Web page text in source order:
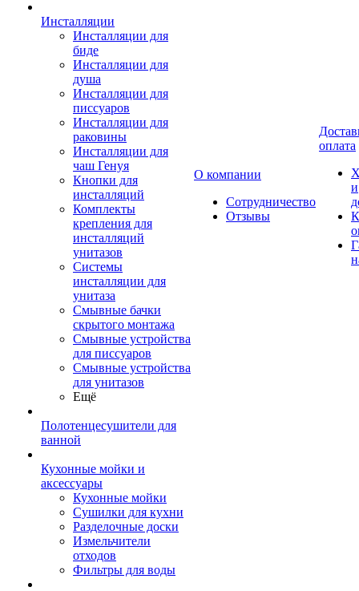
Инсталляции
Инсталляции для
биде
Инсталляции для
душа
Инсталляции для
писсуаров
Инсталляции для
раковины
Инсталляции для
чаш Генуя
Кнопки для
инсталляций
Комплекты
крепления для
инсталляций
унитазов
Системы
инсталляции для
унитаза
Смывные бачки
скрытого монтажа
Смывные устройства
для писсуаров
Смывные устройства
для унитазов
Ещё
Полотенцесушители для
ванной
Кухонные мойки и
аксессуары
Кухонные мойки
Сушилки для кухни
Разделочные доски
Измельчители
отходов
Фильтры для воды
О компании
Сотрудничество
Отзывы
оплата
и